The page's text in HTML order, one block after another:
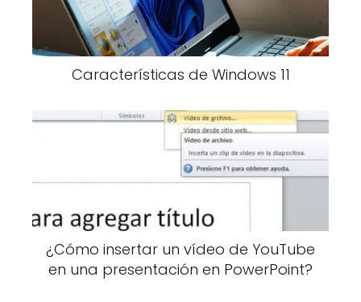
Características de Windows 11
¿Cómo insertar un vídeo de YouTube
en una presentación en PowerPoint?